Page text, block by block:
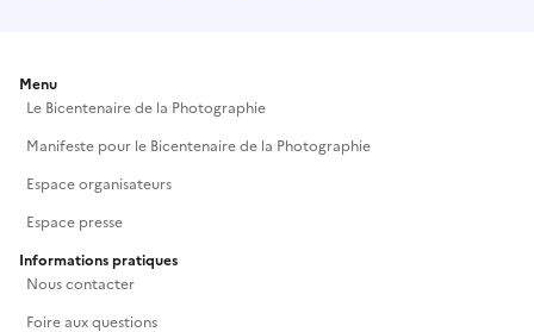
Menu
Le Bicentenaire de la Photographie
Manifeste pour le Bicentenaire de la Photographie
Espace organisateurs
Espace presse
Informations pratiques
Nous contacter
Foire aux questions